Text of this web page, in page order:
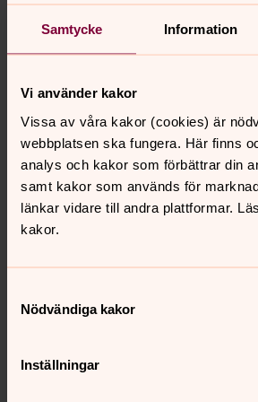
Samtycke Information
Vi använder kakor
Vissa av våra kakor (cookies) är
webbplatsen ska fungera. Här finns
analys och kakor som förbättrar din
samt kakor som används för
länkar vidare till andra plattformar.
kakor.
Nödvändiga kakor
Inställningar
Lundby gamla kyrkogård
Lundby nya kyrkogård
Mariebergs kyrkogård
Nya Varvets kyrkogård
Rödbo kyrkogård
Stampens kyrkogård
Styrsö kyrkogård
Tuve kyrkogård